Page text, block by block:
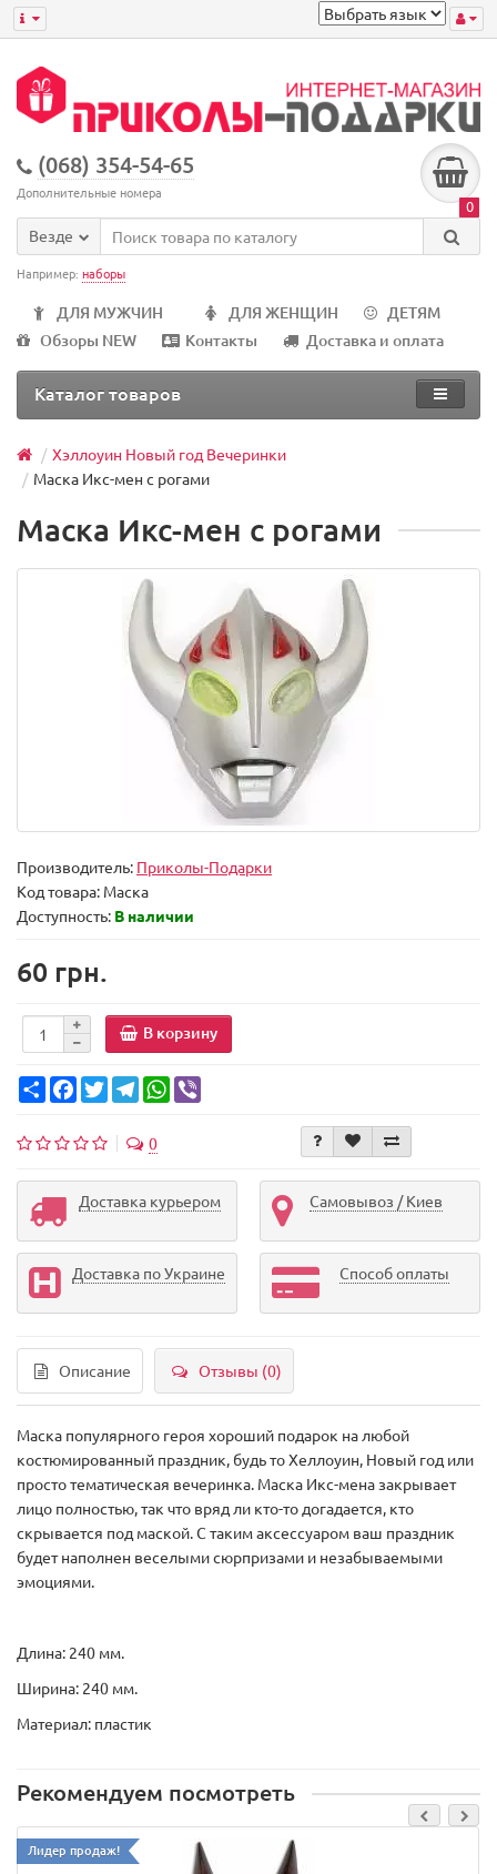
(068) 354-54-65
Дополнительные номера
0
Везде
Например: наборы
ДЛЯ МУЖЧИН ДЛЯ ЖЕНЩИН
ДЕТЯМ
Обзоры NEW
Контакты Доставка и оплата
Каталог товаров
Хэллоуин Новый год Вечеринки
Маска Икс-мен с рогами
Маска Икс-мен с рогами
Производитель: Приколы-Подарки
Код товара: Маска
Доступность: В наличии
60 грн.
В корзину
Share FacebookTwitterTelegramWhatsApp
0
Доставка курьером Самовывоз / Киев
Доставка по Украине Способ оплаты
Описание Отзывы (0)
Маска популярного героя хороший подарок на любой
костюмированный праздник, будь то Хеллоуин, Новый год или
просто тематическая вечеринка. Маска Икс-мена закрывает
лицо полностью, так что вряд ли кто-то догадается, кто
скрывается под маской. С таким аксессуаром ваш праздник
будет наполнен веселыми сюрпризами и незабываемыми
эмоциями.
Длина: 240 мм.
Ширина: 240 мм.
Материал: пластик
Рекомендуем посмотреть
Лидер продаж!